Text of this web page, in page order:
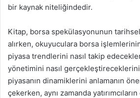
bir kaynak niteliğindedir.
Kitap, borsa spekülasyonunun tarihsel
alırken, okuyuculara borsa işlemlerinin
piyasa trendlerini nasıl takip
yönetimini nasıl
piyasanın dinamiklerini anlamanın
çekerken, aynı zamanda